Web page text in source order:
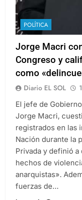
POLÍTICA
Jorge Macri
Congreso y
como
Diario EL SOL
El jefe de
Jorge Macri,
registrados en las
Nación durante la
Privada y definió
hechos de
anarquistas».
fuerzas de…